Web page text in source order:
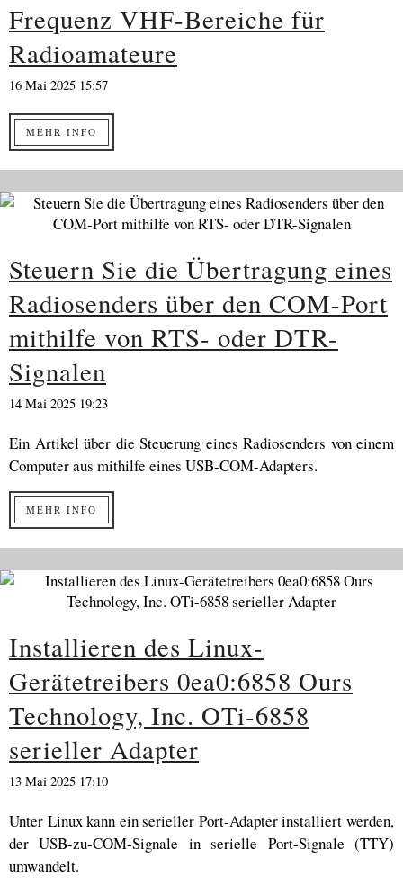
Frequenz VHF-Bereiche für
Radioamateure
16 Mai 2025 15:57
MEHR INFO
Steuern Sie die Übertragung eines
Radiosenders über den COM-Port
mithilfe von RTS- oder DTR-
Signalen
14 Mai 2025 19:23
Ein Artikel über die Steuerung eines Radiosenders von einem
Computer aus mithilfe eines USB-COM-Adapters.
MEHR INFO
Installieren des Linux-
Gerätetreibers 0ea0:6858 Ours
Technology, Inc. OTi-6858
serieller Adapter
13 Mai 2025 17:10
Unter Linux kann ein serieller Port-Adapter installiert werden,
der USB-zu-COM-Signale in serielle Port-Signale (TTY)
umwandelt.